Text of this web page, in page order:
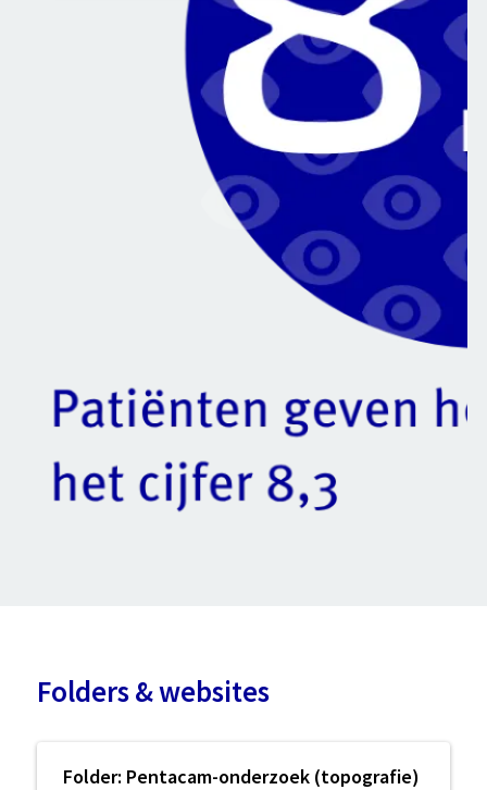
Folders & websites
Folder: Pentacam-onderzoek (topografie)